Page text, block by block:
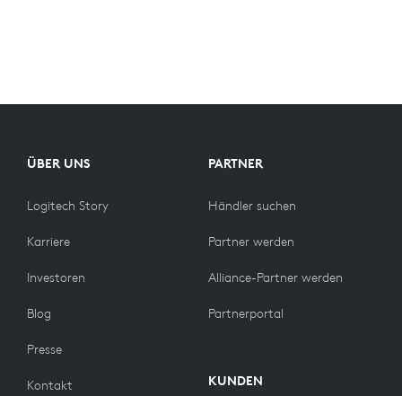
ÜBER UNS
Logitech Story
Karriere
Investoren
Blog
Presse
Kontakt
PARTNER
Händler suchen
Partner werden
Alliance-Partner werden
Partnerportal
KUNDEN